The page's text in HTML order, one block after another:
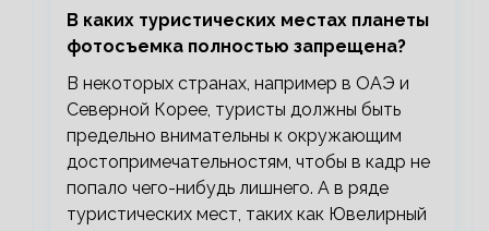
В каких туристических местах планеты
фотосъемка полностью запрещена?
В некоторых странах, например в ОАЭ и
Северной Корее, туристы должны быть
предельно внимательны к окружающим
достопримечательностям, чтобы в кадр не
попало чего-нибудь лишнего. А в ряде
туристических мест, таких как Ювелирный